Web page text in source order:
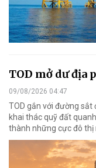
TOD mở dư địa
09/08/2026 04:47
TOD gắn với đường
khai thác quỹ đất
thành những cực đô thị